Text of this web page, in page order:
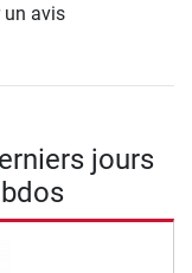
un avis
jours